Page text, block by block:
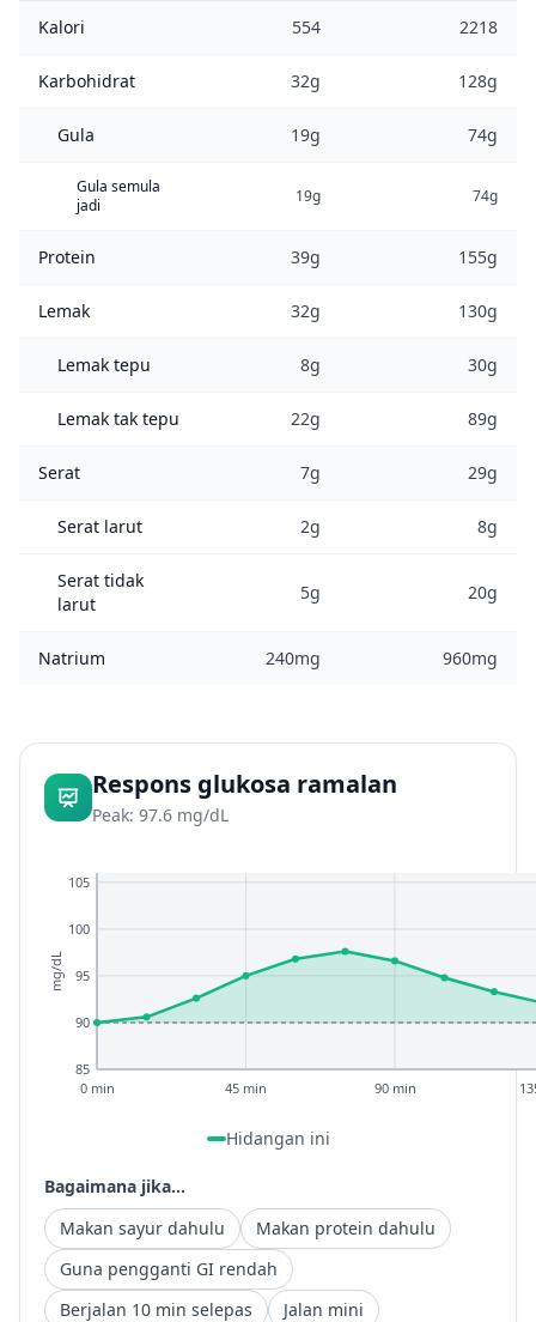
Kalori 554 2218
Karbohidrat 32g 128g
Gula 19g 74g
Gula semula
jadi
19g 74g
Protein 39g 155g
Lemak 32g 130g
Lemak tepu 8g 30g
Lemak tak tepu 22g 89g
Serat 7g 29g
Serat larut 2g 8g
Serat tidak
larut
5g 20g
Natrium 240mg 960mg
Respons glukosa ramalan
Peak: 97.6 mg/dL
85
90
95
100
105
0 min 45 min 90 min
mg/dL
Hidangan ini
Bagaimana jika...
Makan sayur dahulu
Makan protein dahulu
Guna pengganti GI rendah
Berjalan 10 min selepas
Jalan mini